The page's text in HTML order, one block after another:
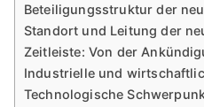
Beteiligungsstruktur der
Standort und Leitung der
Zeitleiste: Von der
Industrielle und
Technologische